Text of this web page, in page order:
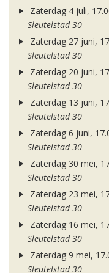
Zaterdag 4 juli,
Sleutelstad 30
Zaterdag 27 juni,
Sleutelstad 30
Zaterdag 20 juni,
Sleutelstad 30
Zaterdag 13 juni,
Sleutelstad 30
Zaterdag 6 juni,
Sleutelstad 30
Zaterdag 30 mei,
Sleutelstad 30
Zaterdag 23 mei,
Sleutelstad 30
Zaterdag 16 mei,
Sleutelstad 30
Zaterdag 9 mei,
Sleutelstad 30